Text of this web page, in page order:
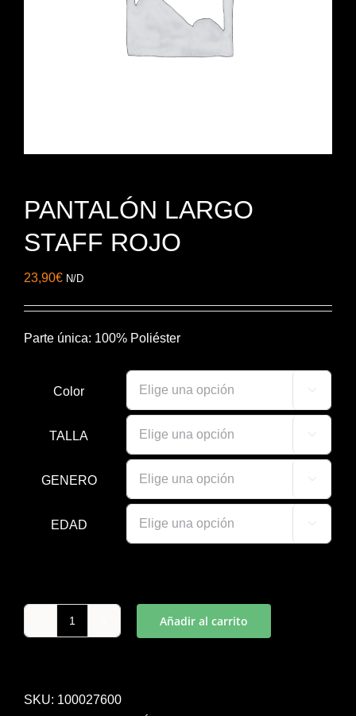
PANTALÓN LARGO
STAFF ROJO
23,90€ N/D
Parte única: 100% Poliéster
Color 
TALLA 
GENERO 
EDAD 
PANTALÓN
ROJO
Añadir al carrito
SKU: 100027600